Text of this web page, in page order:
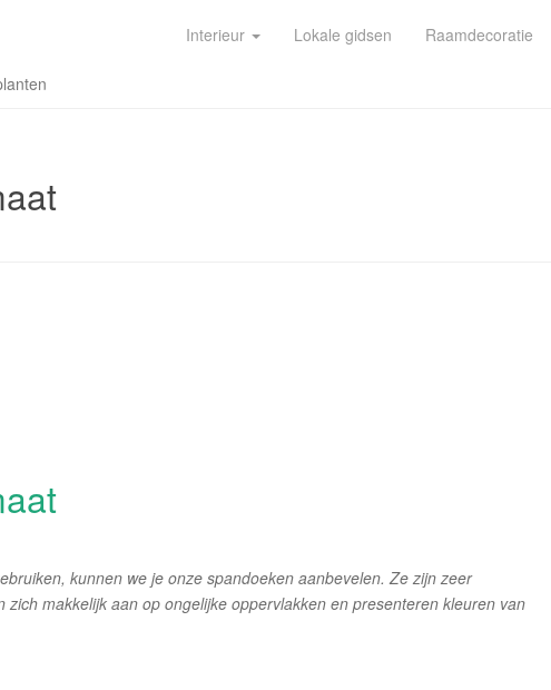
Interieur Lokale gidsen Raamdecoratie
kunnen we je onze spandoeken aanbevelen. Ze zijn zeer
makkelijk aan op ongelijke oppervlakken en presenteren kleuren van